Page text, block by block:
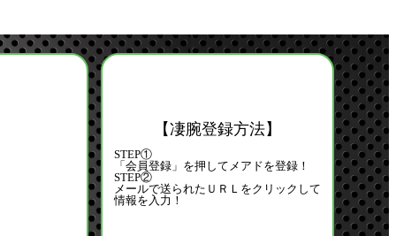
【凄腕登録方法】
STEP①
「会員登録」を押してメアドを登録！
STEP②
メールで送られたＵＲＬをクリックして
情報を入力！